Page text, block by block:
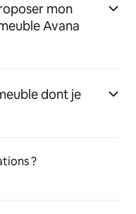
mon
Avana
dont je
?